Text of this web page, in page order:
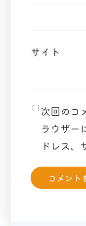
サイト
次回のコ
ラウザー
ドレス、